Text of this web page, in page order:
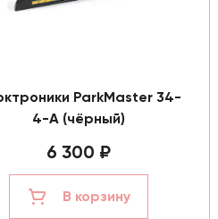
ParkMaster 34-
4-A (чёрный)
6 300 ₽
В корзину